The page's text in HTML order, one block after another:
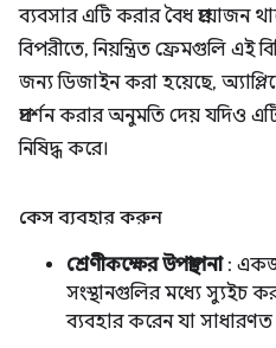
ব্যবসার এটি করার বৈধ প্রয়োজন
বিপরীতে, নিয়ন্ত্রিত ফ্রেমগুলি এই
জন্য ডিজাইন করা হয়েছে,
প্রদর্শন করার অনুমতি দেয় যদিও এটি
নিষিদ্ধ করে।
কেস ব্যবহার করুন
শ্রেণীকক্ষের উপস্থাপনা:
সংস্থানগুলির মধ্যে স্যুইচ
ব্যবহার করেন যা সাধারণত